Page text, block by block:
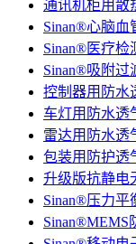
通讯机柜用散
Sinan®心脑血
Sinan®医疗检
Sinan®吸附过
控制器用防水
车灯用防水透
雷达用防水透
包装用防护透
升级版抗静电
Sinan®压力平
Sinan®MEMS